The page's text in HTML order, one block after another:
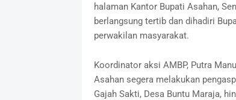
halaman Kantor Bupati Asahan,
berlangsung tertib dan dihadiri
perwakilan masyarakat.
Koordinator aksi AMBP, Putra
Asahan segera melakukan
Gajah Sakti, Desa Buntu Maraja,